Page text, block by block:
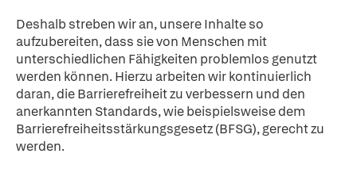
Deshalb streben wir an, unsere Inhalte so
aufzubereiten, dass sie von Menschen mit
unterschiedlichen Fähigkeiten problemlos genutzt
werden können. Hierzu arbeiten wir kontinuierlich
daran, die Barrierefreiheit zu verbessern und den
anerkannten Standards, wie beispielsweise dem
Barrierefreiheitsstärkungsgesetz (BFSG), gerecht zu
werden.